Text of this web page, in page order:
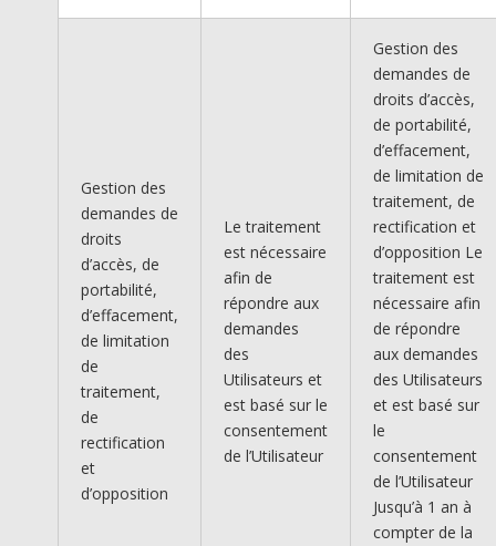
Gestion des
demandes de
droits
d’accès, de
portabilité,
d’effacement,
de limitation
de
traitement,
de
rectification
et
d’opposition
Le traitement
est nécessaire
afin de
répondre aux
demandes
des
Utilisateurs et
est basé sur le
consentement
de l’Utilisateur
Gestion des
demandes de
droits d’accès,
de portabilité,
d’effacement,
de limitation de
traitement, de
rectification et
d’opposition Le
traitement est
nécessaire afin
de répondre
aux demandes
des Utilisateurs
et est basé sur
le
consentement
de l’Utilisateur
Jusqu’à 1 an à
compter de la